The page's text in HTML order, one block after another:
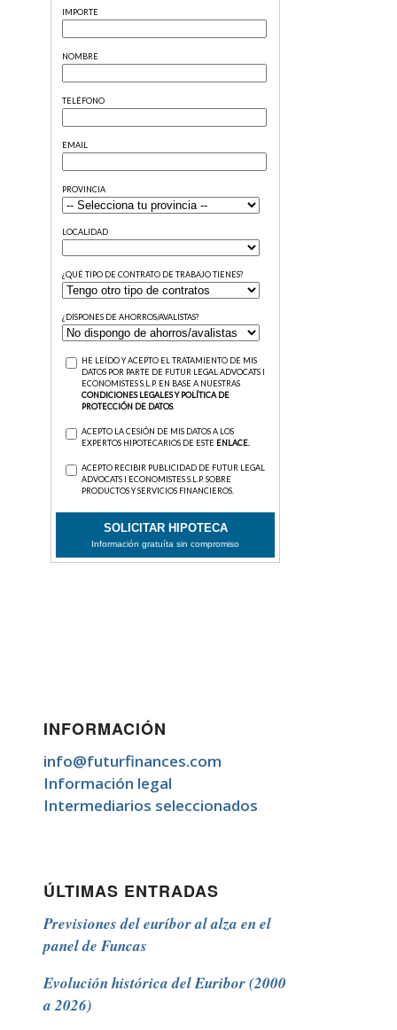
INFORMACIÓN
info@futurfinances.com
Información legal
Intermediarios seleccionados
ÚLTIMAS ENTRADAS
Previsiones del euríbor al alza en el
panel de Funcas
Evolución histórica del Euribor (2000
a 2026)